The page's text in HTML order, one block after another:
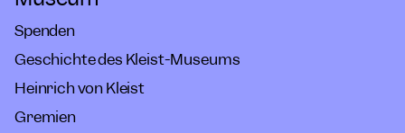
Spenden
Geschichte des Kleist-Museums
Heinrich von Kleist
Gremien